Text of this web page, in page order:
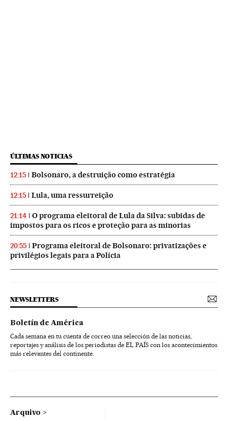
ÚLTIMAS NOTICIAS
12:15 Bolsonaro, a destruição como estratégia
12:15 Lula, uma ressurreição
21:14
O programa eleitoral de Lula da Silva: subidas de
impostos para os ricos e proteção para as minorias
20:55
Programa eleitoral de Bolsonaro: privatizações e
privilégios legais para a Polícia
NEWSLETTERS
Boletín de América
Cada semana en tu cuenta de correo una selección de las noticias,
reportajes y análisis de los periodistas de EL PAÍS con los acontecimientos
más relevantes del continente.
Arquivo